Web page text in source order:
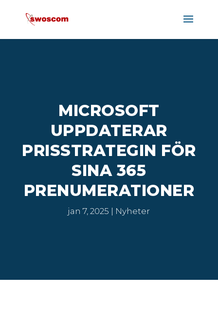
MICROSOFT
UPPDATERAR
PRISSTRATEGIN FÖR
SINA 365
PRENUMERATIONER
jan 7, 2025 Nyheter